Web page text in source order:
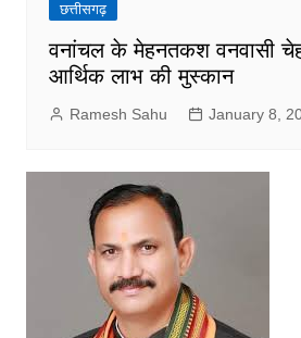
छत्तीसगढ़
वनांचल के मेहनतकश वनवासी
आर्थिक लाभ की मुस्कान
Ramesh Sahu January 8,